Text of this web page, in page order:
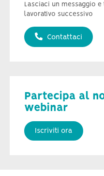
Lasciaci un messaggio
lavorativo successivo
Contattaci
Partecipa al
webinar
Iscriviti ora